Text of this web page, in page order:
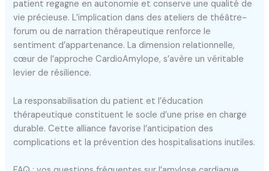
patient regagne en autonomie et conserve une qualité de
vie précieuse. L’implication dans des ateliers de théâtre-
forum ou de narration thérapeutique renforce le
sentiment d’appartenance. La dimension relationnelle,
cœur de l’approche CardioAmylope, s’avère un véritable
levier de résilience.
La responsabilisation du patient et l’éducation
thérapeutique constituent le socle d’une prise en charge
durable. Cette alliance favorise l’anticipation des
complications et la prévention des hospitalisations inutiles.